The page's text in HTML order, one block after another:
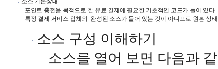
소스 기본상태
            포인트 충전을 목적으로 한 유료 결제에 필요한 기초적인 코드가 들어 있다.
특정 결제 서비스 업체의  완성된 소스가 들어 있는 것이 아니므로 원본
소스 구성 이해하기
소스를 열어 보면 다음과 같